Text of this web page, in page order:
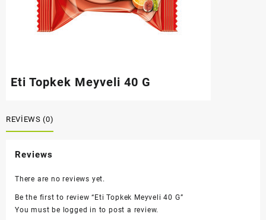
Eti Topkek Meyveli 40 G
REVIEWS (0)
Reviews
There are no reviews yet.
Be the first to review “Eti Topkek Meyveli 40 G”
You must be logged in to post a review.